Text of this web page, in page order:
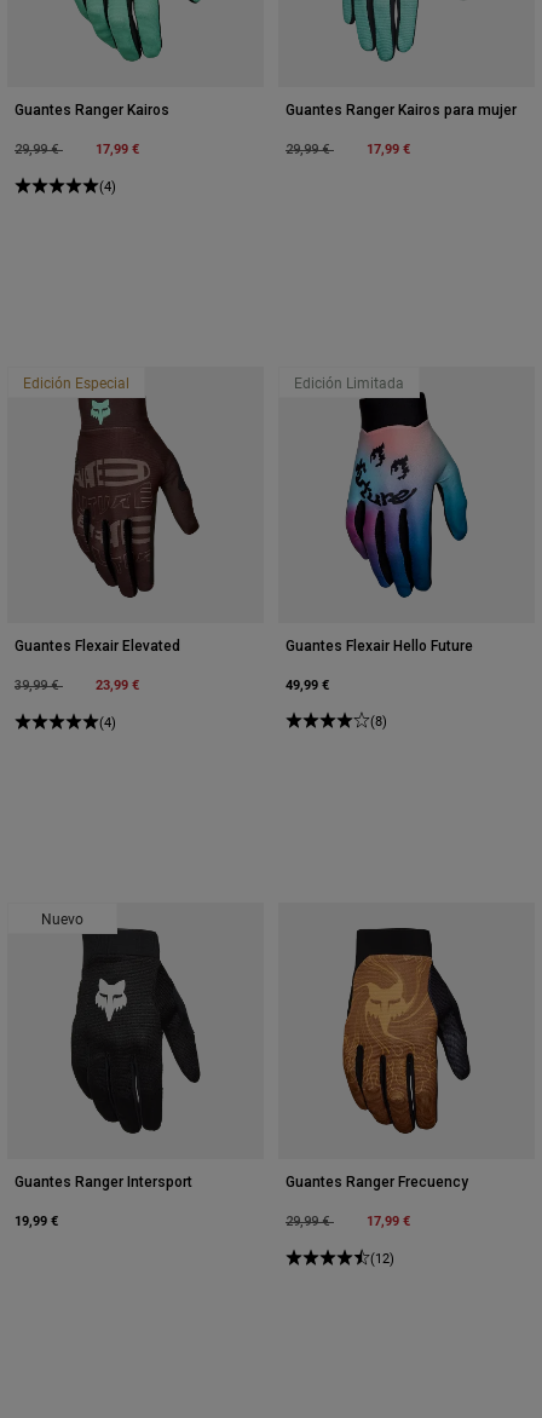
Guantes Ranger Kairos
Price reduced from
29,99 €to 17,99 €
(4)
Guantes Ranger Kairos para mujer
Price reduced from
29,99 €to 17,99 €
Edición Especial
Guantes Flexair Elevated
Price reduced from
39,99 €to 23,99 €
(4)
Edición Limitada
Guantes Flexair Hello Future
49,99 €
(8)
Nuevo
Guantes Ranger Intersport
19,99 €
Guantes Ranger Frecuency
Price reduced from
29,99 €to 17,99 €
(12)